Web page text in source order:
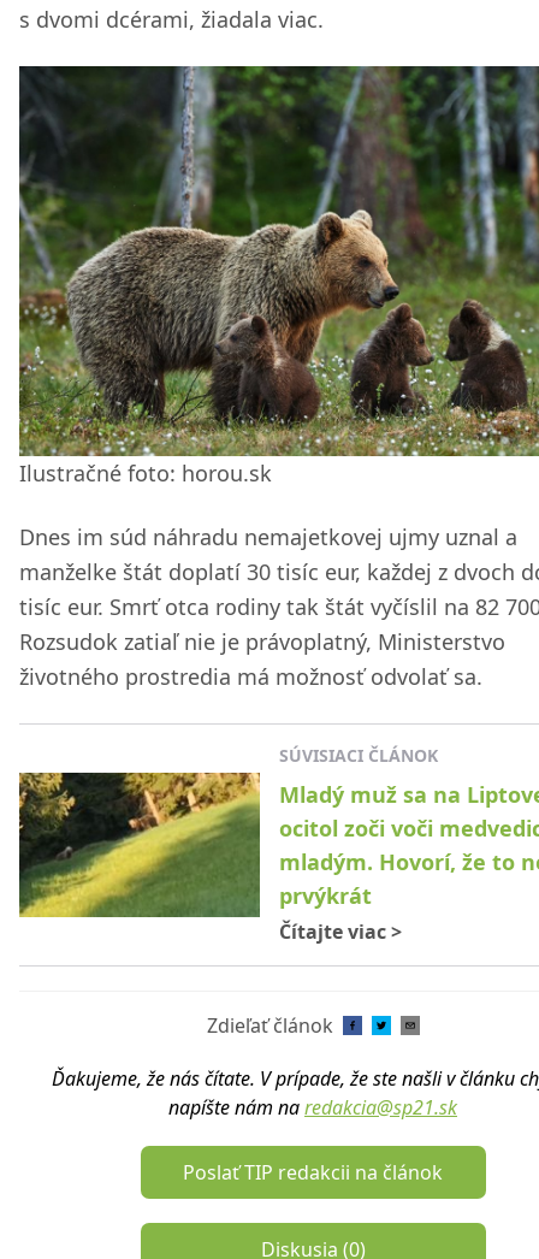
s dvomi dcérami, žiadala viac.
Ilustračné foto: horou.sk
Dnes im súd náhradu nemajetkovej ujmy uznal a
manželke štát doplatí 30 tisíc eur, každej z dvoch
tisíc eur. Smrť otca rodiny tak štát vyčíslil na 82
Rozsudok zatiaľ nie je právoplatný, Ministerstvo
životného prostredia má možnosť odvolať sa.
SÚVISIACI ČLÁNOK
Mladý muž sa na
ocitol zoči voči
mladým. Hovorí, že to
prvýkrát
Čítajte viac>
Zdieľať článok
Ďakujeme, že nás čítate. V prípade, že ste našli v článku
napíšte nám naredakcia@sp21.sk
Poslať TIP redakcii na článok
Diskusia (0)